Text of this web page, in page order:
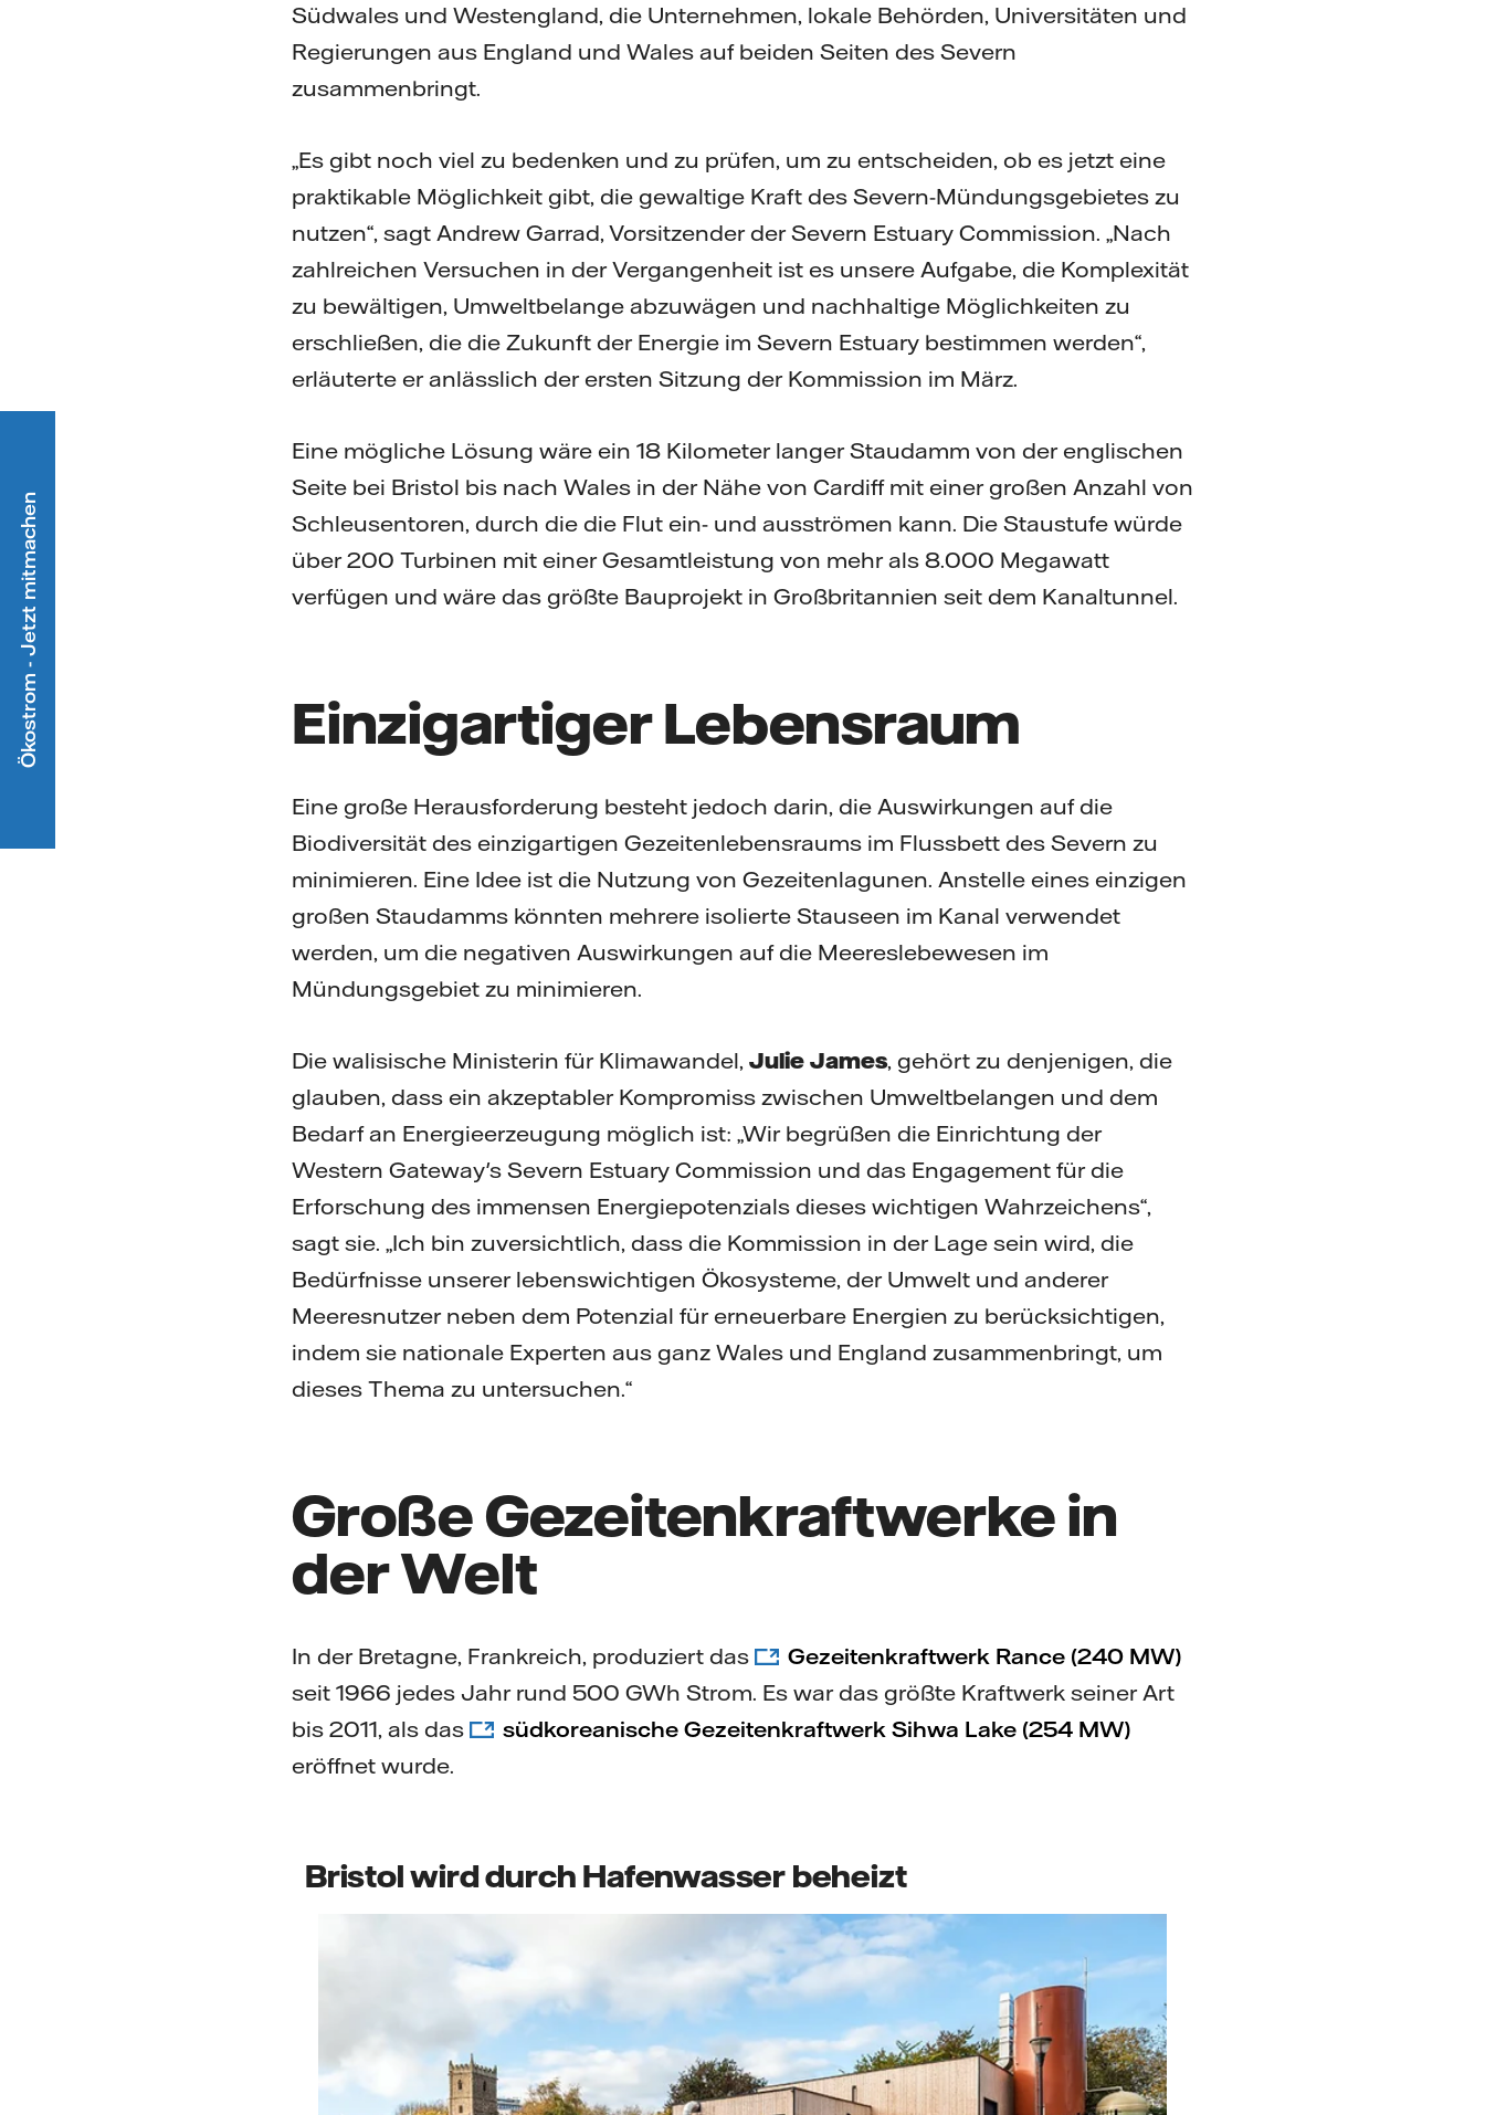
Südwales und Westengland, die Unternehmen, lokale Behörden, Universitäten und
Regierungen aus England und Wales auf beiden Seiten des Severn
zusammenbringt.
„Es gibt noch viel zu bedenken und zu prüfen, um zu entscheiden, ob es jetzt eine
praktikable Möglichkeit gibt, die gewaltige Kraft des Severn-Mündungsgebietes zu
nutzen“, sagt Andrew Garrad, Vorsitzender der Severn Estuary Commission. „Nach
zahlreichen Versuchen in der Vergangenheit ist es unsere Aufgabe, die Komplexität
zu bewältigen, Umweltbelange abzuwägen und nachhaltige Möglichkeiten zu
erschließen, die die Zukunft der Energie im Severn Estuary bestimmen werden“,
erläuterte er anlässlich der ersten Sitzung der Kommission im März.
Eine mögliche Lösung wäre ein 18 Kilometer langer Staudamm von der englischen
Seite bei Bristol bis nach Wales in der Nähe von Cardiff mit einer großen Anzahl von
Schleusentoren, durch die die Flut ein- und ausströmen kann. Die Staustufe würde
über 200 Turbinen mit einer Gesamtleistung von mehr als 8.000 Megawatt
verfügen und wäre das größte Bauprojekt in Großbritannien seit dem Kanaltunnel.
Einzigartiger Lebensraum
Eine große Herausforderung besteht jedoch darin, die Auswirkungen auf die
Biodiversität des einzigartigen Gezeitenlebensraums im Flussbett des Severn zu
minimieren. Eine Idee ist die Nutzung von Gezeitenlagunen. Anstelle eines einzigen
großen Staudamms könnten mehrere isolierte Stauseen im Kanal verwendet
werden, um die negativen Auswirkungen auf die Meereslebewesen im
Mündungsgebiet zu minimieren.
Die walisische Ministerin für Klimawandel, Julie James, gehört zu denjenigen, die
glauben, dass ein akzeptabler Kompromiss zwischen Umweltbelangen und dem
Bedarf an Energieerzeugung möglich ist: „Wir begrüßen die Einrichtung der
Western Gateway's Severn Estuary Commission und das Engagement für die
Erforschung des immensen Energiepotenzials dieses wichtigen Wahrzeichens“,
sagt sie. „Ich bin zuversichtlich, dass die Kommission in der Lage sein wird, die
Bedürfnisse unserer lebenswichtigen Ökosysteme, der Umwelt und anderer
Meeresnutzer neben dem Potenzial für erneuerbare Energien zu berücksichtigen,
indem sie nationale Experten aus ganz Wales und England zusammenbringt, um
dieses Thema zu untersuchen.“
Große Gezeitenkraftwerke in
der Welt
In der Bretagne, Frankreich, produziert das
Gezeitenkraftwerk Rance (240 MW)
seit 1966 jedes Jahr rund 500 GWh Strom. Es war das größte Kraftwerk seiner Art
bis 2011, als das
südkoreanische Gezeitenkraftwerk Sihwa Lake (254 MW)
eröffnet wurde.
Bristol wird durch Hafenwasser beheizt
Ökostrom - Jetzt mitmachen